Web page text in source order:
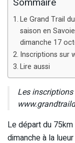
Le Grand Trail
saison en
dimanche 17
Inscriptions sur
Lire aussi
Les
Le départ du
dimanche à la